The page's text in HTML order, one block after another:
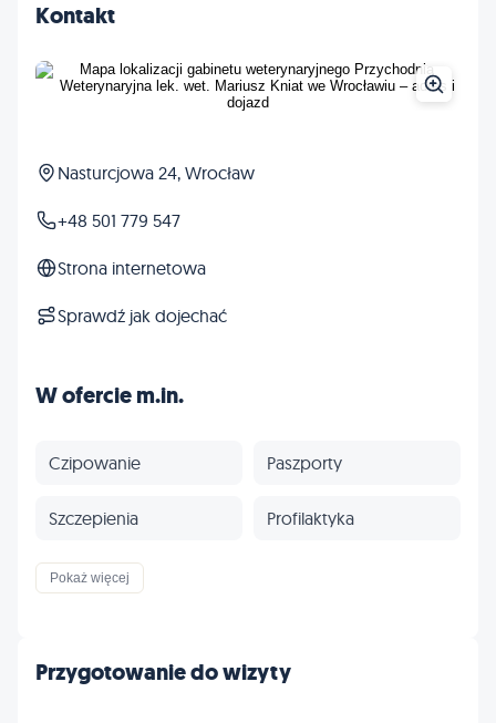
Kontakt
Nasturcjowa 24, Wrocław
+48 501 779 547
Strona internetowa
Sprawdź jak dojechać
W ofercie m.in.
Czipowanie Paszporty
Szczepienia Profilaktyka
Inne
Pokaż więcej
Przygotowanie do wizyty